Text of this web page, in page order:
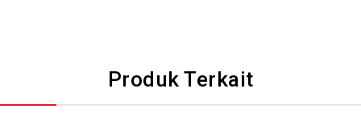
Produk Terkait